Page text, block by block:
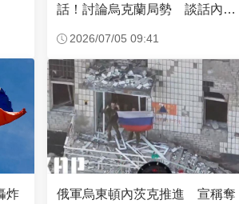
話！討論烏克蘭局勢 談話內容
2026/07/05 09:41
炸
俄軍烏東頓內茨克推進 宣稱奪